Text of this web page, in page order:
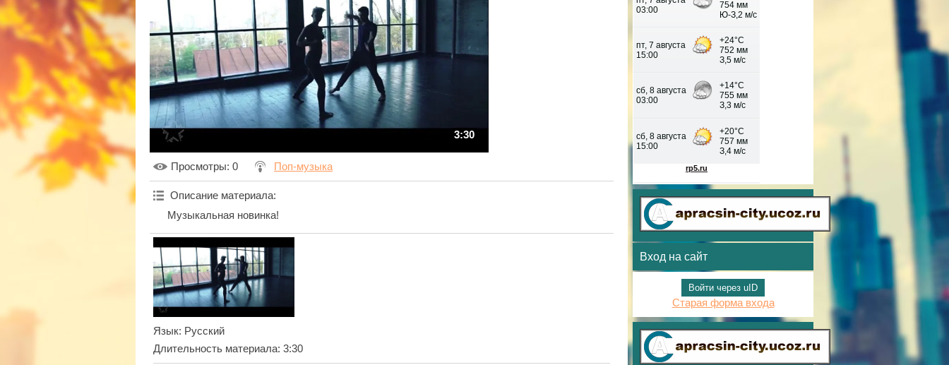
3:30
Просмотры: 0 Поп-музыка
Описание материала:
Музыкальная новинка!
Язык: Русский
Длительность материала: 3:30
Вход на сайт
Войти через uID
Старая форма входа